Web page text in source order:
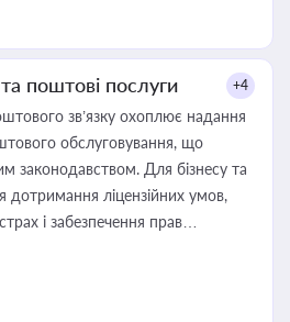
поштові послуги +4
зв’язку охоплює надання
обслуговування, що
законодавством. Для бізнесу та
дотримання ліцензійних умов,
і забезпечення прав